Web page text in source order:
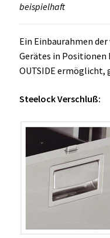
beispielhaft
Ein Einbaurahmen
Gerätes in Positionen
OUTSIDE
Steelock Verschluß: